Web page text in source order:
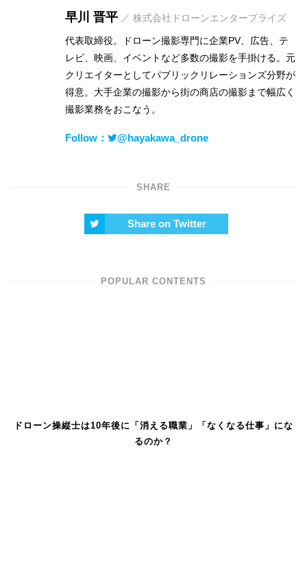
早川 晋平 ／ 株式会社ドローンエンタープライズ
代表取締役。ドローン撮影専門に企業PV、広告、テ
レビ、映画、イベントなど多数の撮影を手掛ける。元
クリエイターとしてパブリックリレーションズ分野が
得意。大手企業の撮影から街の商店の撮影まで幅広く
撮影業務をおこなう。
Follow： @hayakawa_drone
SHARE
Share on Twitter
POPULAR CONTENTS
ドローン操縦士は10年後に「消える職業」「なくなる仕事」にな
るのか？